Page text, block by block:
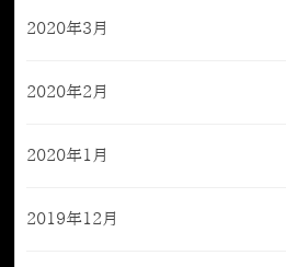
2020年3月
2020年2月
2020年1月
2019年12月